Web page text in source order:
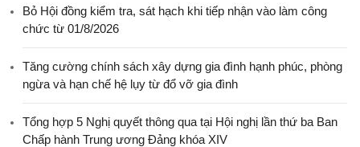
Bỏ Hội đồng kiểm tra, sát hạch khi tiếp nhận vào làm công
chức từ 01/8/2026
Tăng cường chính sách xây dựng gia đình hạnh phúc, phòng
ngừa và hạn chế hệ lụy từ đổ vỡ gia đình
Tổng hợp 5 Nghị quyết thông qua tại Hội nghị lần thứ ba Ban
Chấp hành Trung ương Đảng khóa XIV